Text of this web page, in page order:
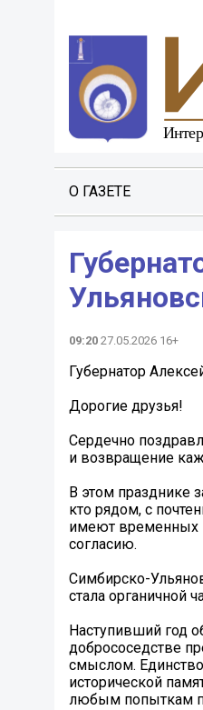
О ГАЗЕТЕ
09:20 27.05.2026 16+
Губернатор
Дорогие друзья!
Сердечно
и возвращение
В этом празднике
кто рядом, с
имеют временных
согласию.
Симбирско-
стала органичной
Наступивший год
добрососедстве
смыслом. Единство
исторической
любым попыткам